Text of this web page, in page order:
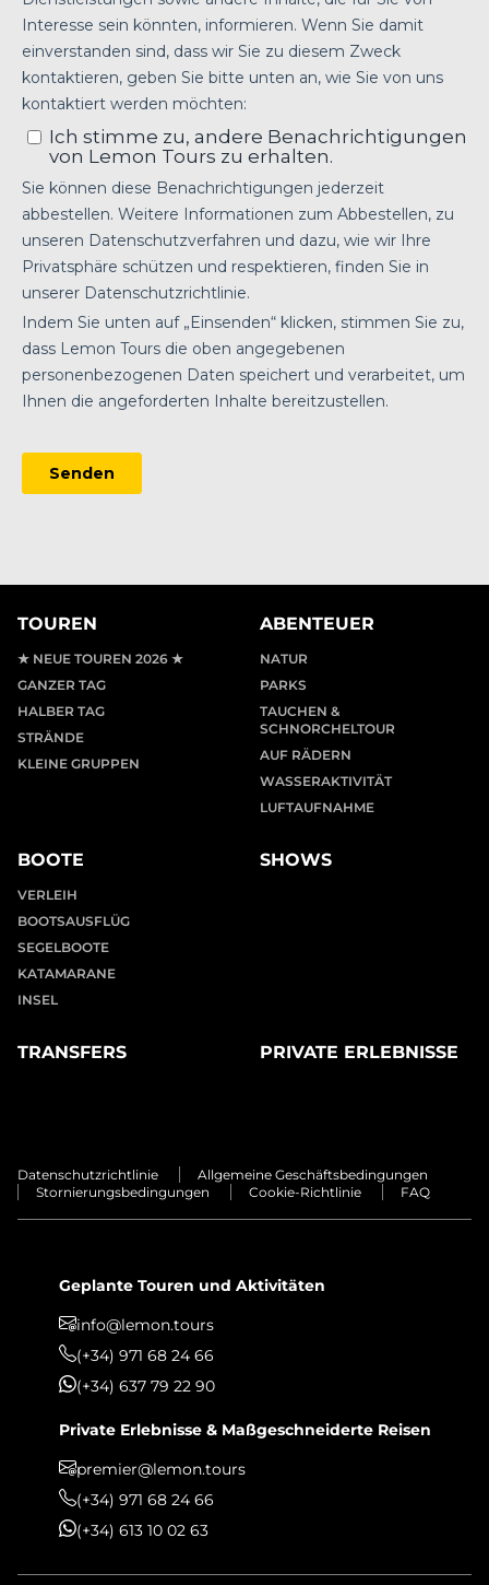
TOUREN
★ NEUE TOUREN 2026 ★
GANZER TAG
HALBER TAG
STRÄNDE
KLEINE GRUPPEN
ABENTEUER
NATUR
PARKS
TAUCHEN &
SCHNORCHELTOUR
AUF RÄDERN
WASSERAKTIVITÄT
LUFTAUFNAHME
BOOTE
VERLEIH
BOOTSAUSFLÜG
SEGELBOOTE
KATAMARANE
INSEL
SHOWS
TRANSFERS PRIVATE ERLEBNISSE
Datenschutzrichtlinie
Allgemeine Geschäftsbedingungen
Stornierungsbedingungen
Cookie-Richtlinie FAQ
Geplante Touren und Aktivitäten
info@lemon.tours
(+34) 971 68 24 66
(+34) 637 79 22 90
Private Erlebnisse & Maßgeschneiderte Reisen
premier@lemon.tours
(+34) 971 68 24 66
(+34) 613 10 02 63